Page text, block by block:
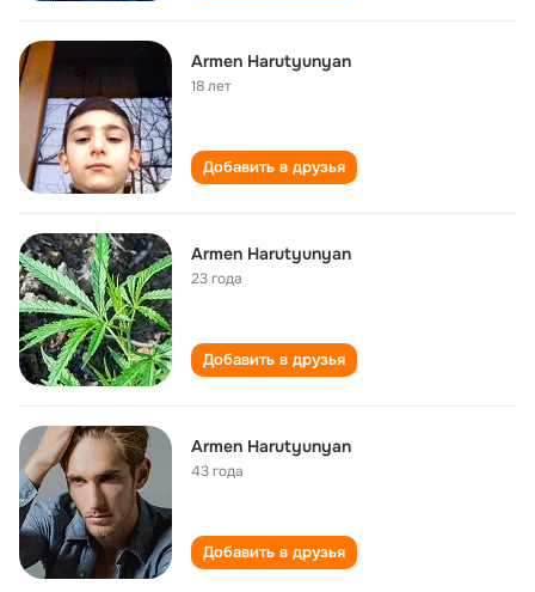
Armen Harutyunyan
18 лет
Добавить в друзья
Armen Harutyunyan
23 года
Добавить в друзья
Armen Harutyunyan
43 года
Добавить в друзья